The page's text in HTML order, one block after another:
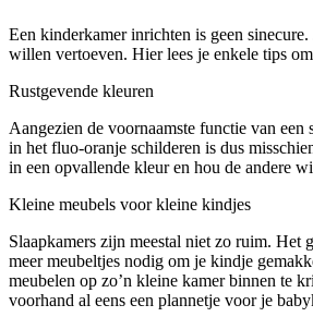
Een kinderkamer inrichten is geen
willen vertoeven. Hier lees je enkele tips
Rustgevende kleuren
Aangezien de voornaamste functie van
in het fluo-oranje schilderen is dus
in een opvallende kleur en hou de andere
Kleine meubels voor kleine kindjes
Slaapkamers zijn meestal niet zo ruim. Het
meer meubeltjes nodig om je kindje
meubelen op zo’n kleine kamer binnen te
voorhand al eens een plannetje voor je